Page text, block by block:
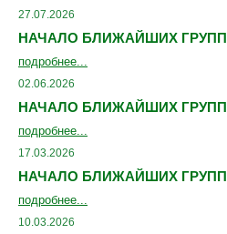
27.07.2026
НАЧАЛО БЛИЖАЙШИХ ГРУПП
подробнее...
02.06.2026
НАЧАЛО БЛИЖАЙШИХ ГРУПП
подробнее...
17.03.2026
НАЧАЛО БЛИЖАЙШИХ ГРУПП
подробнее...
10.03.2026